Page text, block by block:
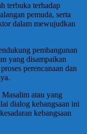
terbuka terhadap
pemuda, serta
dalam mewujudkan
pembangunan
yang disampaikan
perencanaan dan
atau yang
dialog kebangsaan ini
kebangsaan